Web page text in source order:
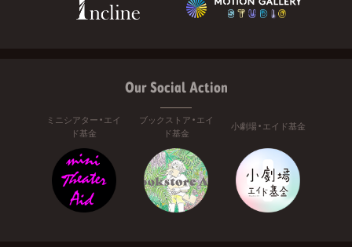
Our Social Action
ミニシアター・エイ
ド基金
ブックストア・エイ
ド基金
小劇場・エイド基金